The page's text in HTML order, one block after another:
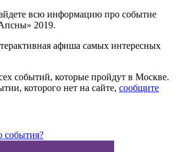
всю информацию про событие
2019.
афиша самых интересных
событий, которые пройдут в Москве.
которого нет на сайте, сообщите
события?